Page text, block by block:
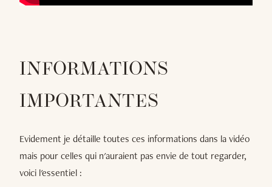
INFORMATIONS
IMPORTANTES
Evidement je détaille toutes ces informations dans la vidéo
mais pour celles qui n'auraient pas envie de tout regarder,
voici l'essentiel :